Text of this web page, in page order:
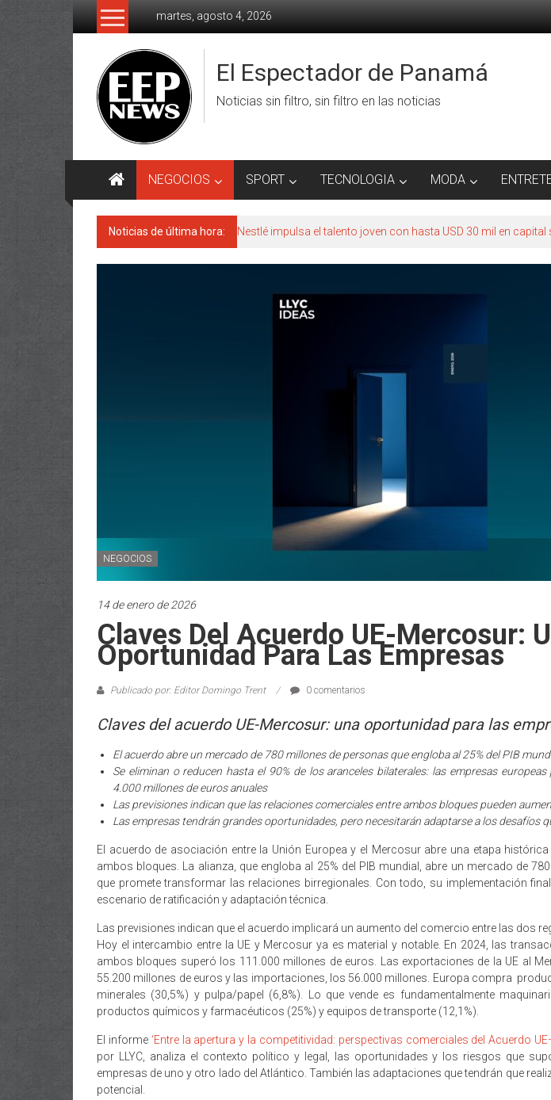
Saltar
martes, agosto 4, 2026
El Espectador de Panamá
Noticias sin filtro, sin filtro en las noticias
NEGOCIOS SPORT TECNOLOGIA MODA
Noticias de última hora: Nestlé impulsa el talento joven con hasta USD 30 mil en
NEGOCIOS
14 de enero de 2026
Claves Del Acuerdo UE-Mercosur:
Oportunidad Para Las Empresas
Publicado por: Editor Domingo Trent 0 comentarios
Claves del acuerdo UE-Mercosur: una oportunidad para las
El acuerdo abre un mercado de 780 millones de personas que engloba al 25% del PIB
Se eliminan o reducen hasta el 90% de los aranceles bilaterales: las empresas
4.000 millones de euros anuales
Las previsiones indican que las relaciones comerciales entre ambos bloques pueden
Las empresas tendrán grandes oportunidades, pero necesitarán adaptarse a los desafíos
El acuerdo de asociación entre la Unión Europea y el Mercosur abre una etapa
ambos bloques. La alianza, que engloba al 25% del PIB mundial, abre un mercado de
que promete transformar las relaciones birregionales. Con todo, su implementación
escenario de ratificación y adaptación técnica.
Las previsiones indican que el acuerdo implicará un aumento del comercio entre las dos
Hoy el intercambio entre la UE y Mercosur ya es material y notable. En 2024, las
ambos bloques superó los 111.000 millones de euros. Las exportaciones de la UE al
55.200 millones de euros y las importaciones, los 56.000 millones. Europa compra
minerales (30,5%) y pulpa/papel (6,8%). Lo que vende es fundamentalmente
productos químicos y farmacéuticos (25%) y equipos de transporte (12,1%).
El informe ‘Entre la apertura y la competitividad: perspectivas comerciales del Acuerdo
por LLYC, analiza el contexto político y legal, las oportunidades y los riesgos que
empresas de uno y otro lado del Atlántico. También las adaptaciones que tendrán que
potencial.